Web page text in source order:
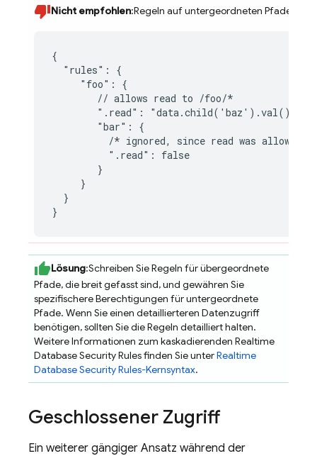
Nicht empfohlen:Regeln auf untergeordneten Pfaden
{
  "rules": {
     "foo": {
        // allows read to /foo/*
".read": "data.child('baz').val() ===
        "bar": {
/* ignored, since read was allowed
          ".read": false
        }
     }
  }
}
Lösung:Schreiben Sie Regeln für übergeordnete
Pfade, die breit gefasst sind, und gewähren Sie
spezifischere Berechtigungen für untergeordnete
Pfade. Wenn Sie einen detaillierteren Datenzugriff
benötigen, sollten Sie die Regeln detailliert halten.
Weitere Informationen zum kaskadierenden Realtime
DatabaseSecurity Rulesfinden Sie unterRealtime
DatabaseSecurity Rules-Kernsyntax.
Geschlossener Zugriff
Ein weiterer gängiger Ansatz während der